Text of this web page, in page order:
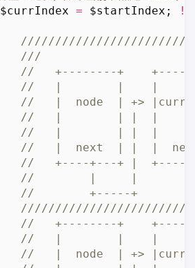
$currIndex = $startIndex ; !